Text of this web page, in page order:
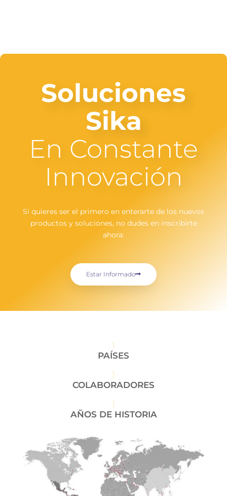
Soluciones
Sika
En Constante
Innovación
Si quieres ser el primero en enterarte de los nuevos
productos y soluciones, no dudes en inscribirte
ahora:
Estar Informado
PAÍSES
1
COLABORADORES
1
AÑOS DE HISTORIA
1